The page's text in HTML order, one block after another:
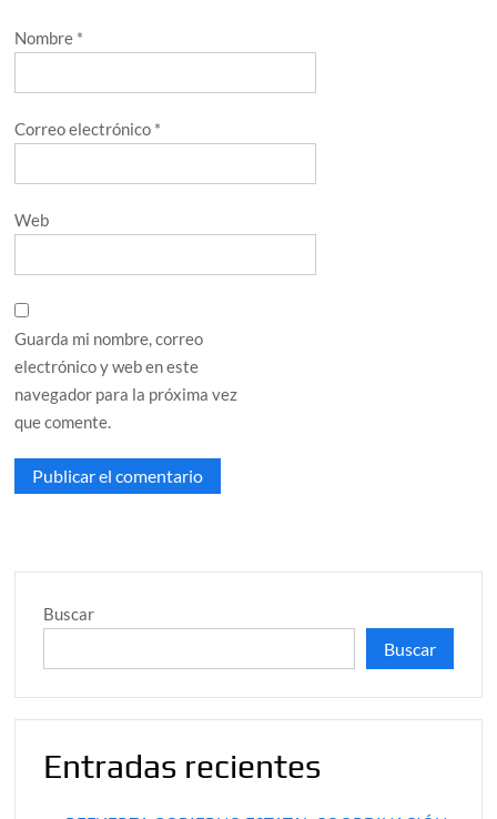
Nombre *
Correo electrónico *
Web
Guarda mi nombre, correo
electrónico y web en este
navegador para la próxima vez
que comente.
Buscar
Buscar
Entradas recientes